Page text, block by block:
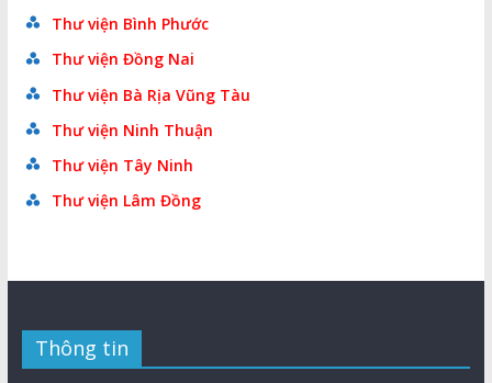
Thư viện Bình Phước
Thư viện Đồng Nai
Thư viện Bà Rịa Vũng Tàu
Thư viện Ninh Thuận
Thư viện Tây Ninh
Thư viện Lâm Đồng
Thông tin